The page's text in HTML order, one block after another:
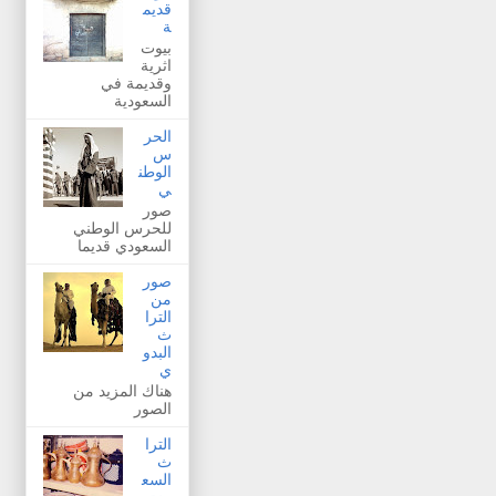
قديم
ة
بيوت
اثرية
وقديمة في
السعودية
الحر
س
الوطن
ي
صور
للحرس الوطني
السعودي قديما
صور
من
الترا
ث
البدو
ي
هناك المزيد من
الصور
الترا
ث
السع